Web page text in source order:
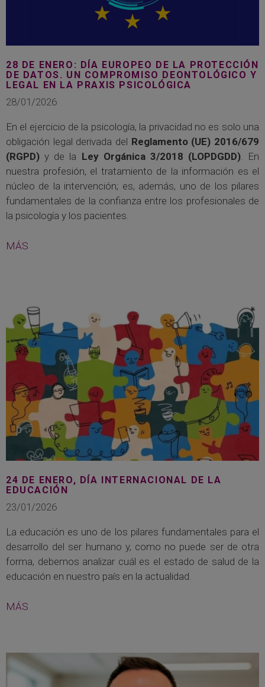
28 DE ENERO: DÍA EUROPEO DE LA PROTECCIÓN
DE DATOS. UN COMPROMISO DEONTOLÓGICO Y
LEGAL EN LA PRAXIS PSICOLÓGICA
28/01/2026
En el ejercicio de la psicología, la privacidad no es solo una
obligación legal derivada del Reglamento (UE) 2016/679
(RGPD) y de la Ley Orgánica 3/2018 (LOPDGDD). En
nuestra profesión, el tratamiento de la información es el
núcleo de la intervención; es, además, uno de los pilares
fundamentales de la confianza entre los profesionales de
la psicología y los pacientes.
MÁS
24 DE ENERO, DÍA INTERNACIONAL DE LA
EDUCACIÓN
23/01/2026
La educación es uno de los pilares fundamentales para el
desarrollo del ser humano y, como no puede ser de otra
forma, debemos analizar cuál es el estado de salud de la
educación en nuestro país en la actualidad.
MÁS